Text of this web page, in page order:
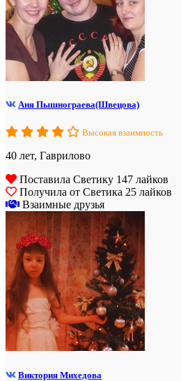
Аня Пышнограева(Швецова)
Высокая взаимность
40 лет, Гаврилово
Поставила Светику 147 лайков
Получила от Светика 25 лайков
Взаимные друзья
Виктория Михедова